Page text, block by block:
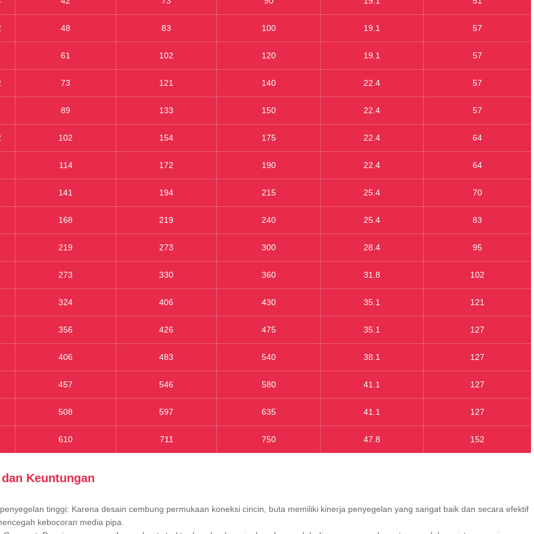
48 83 100 19.1 57
61 102 120 19.1 57
73 121 140 22.4 57
89 133 150 22.4 57
102 154 175 22.4 64
114 172 190 22.4 64
141 194 215 25.4 70
168 219 240 25.4 83
219 273 300 28.4 95
273 330 360 31.8 102
324 406 430 35.1 121
356 426 475 35.1 127
406 483 540 38.1 127
457 546 580 41.1 127
508 597 635 41.1 127
610 711 750 47.8 152
Keuntungan
tinggi: Karena desain cembung permukaan koneksi cincin, buta memiliki kinerja penyegelan yang sangat baik dan secara efektif
kebocoran media pipa.